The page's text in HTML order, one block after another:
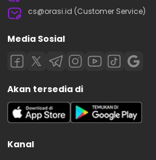
cs@orasi.id (Customer Service)
Media Sosial
Akan tersedia di
Kanal